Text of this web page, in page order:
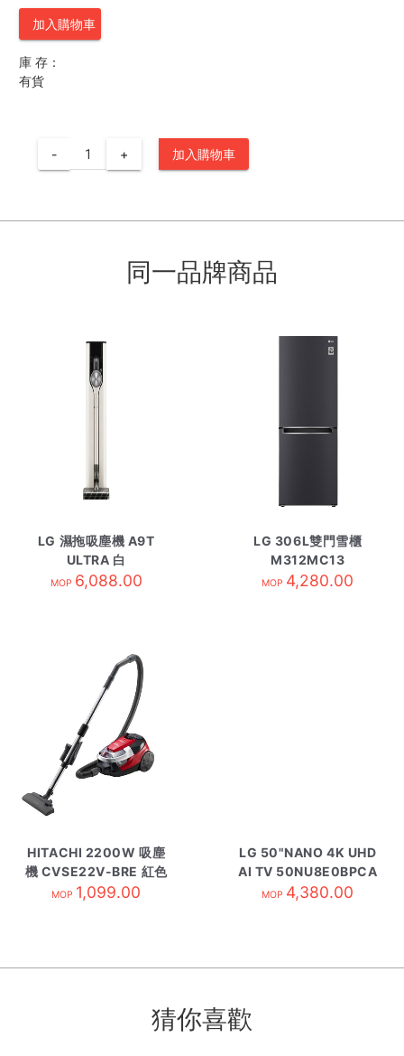
加入購物車
庫 存：
有貨
- + 加入購物車
同一品牌商品
LG 濕拖吸塵機 A9T
ULTRA 白
MOP 6,088.00
LG 306L雙門雪櫃
M312MC13
MOP 4,280.00
HITACHI 2200W 吸塵
機 CVSE22V-BRE 紅色
MOP 1,099.00
LG 50"NANO 4K UHD
AI TV 50NU8E0BPCA
MOP 4,380.00
猜你喜歡